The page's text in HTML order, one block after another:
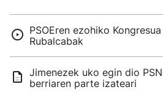
PSOEren ezohiko
Rubalcabak
Jimenezek uko egin dio
berriaren parte izateari